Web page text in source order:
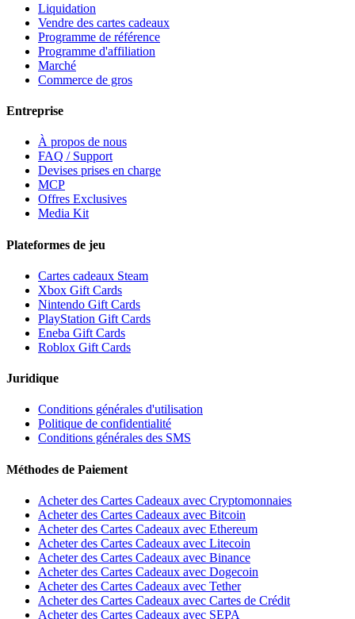
Liquidation
Vendre des cartes cadeaux
Programme de référence
Programme d'affiliation
Marché
Commerce de gros
Entreprise
À propos de nous
FAQ / Support
Devises prises en charge
MCP
Offres Exclusives
Media Kit
Plateformes de jeu
Cartes cadeaux Steam
Xbox Gift Cards
Nintendo Gift Cards
PlayStation Gift Cards
Eneba Gift Cards
Roblox Gift Cards
Juridique
Conditions générales d'utilisation
Politique de confidentialité
Conditions générales des SMS
Méthodes de Paiement
Acheter des Cartes Cadeaux avec Cryptomonnaies
Acheter des Cartes Cadeaux avec Bitcoin
Acheter des Cartes Cadeaux avec Ethereum
Acheter des Cartes Cadeaux avec Litecoin
Acheter des Cartes Cadeaux avec Binance
Acheter des Cartes Cadeaux avec Dogecoin
Acheter des Cartes Cadeaux avec Tether
Acheter des Cartes Cadeaux avec Cartes de Crédit
Acheter des Cartes Cadeaux avec SEPA